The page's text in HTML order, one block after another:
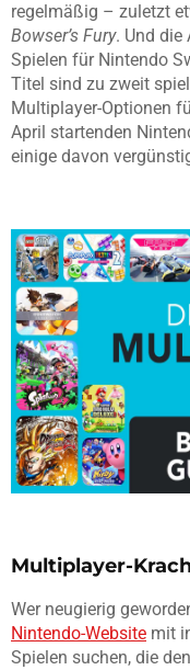
regelmäßig – zuletzt
Bowser’s Fury. Und die
Spielen für Nintendo
Titel sind zu zweit
Multiplayer-Optionen
April startenden
einige davon
Multiplayer-
Wer neugierig
Nintendo-Website mit
Spielen suchen, die